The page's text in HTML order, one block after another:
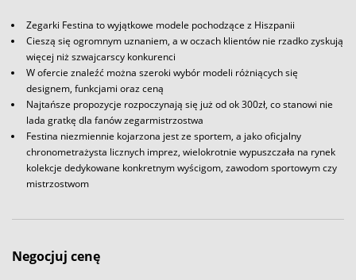
Zegarki Festina to wyjątkowe modele pochodzące z Hiszpanii
Cieszą się ogromnym uznaniem, a w oczach klientów nie rzadko zyskują
więcej niż szwajcarscy konkurenci
W ofercie znaleźć można szeroki wybór modeli różniących się
designem, funkcjami oraz ceną
Najtańsze propozycje rozpoczynają się już od ok 300zł, co stanowi nie
lada gratkę dla fanów zegarmistrzostwa
Festina niezmiennie kojarzona jest ze sportem, a jako oficjalny
chronometrażysta licznych imprez, wielokrotnie wypuszczała na rynek
kolekcje dedykowane konkretnym wyścigom, zawodom sportowym czy
mistrzostwom
Negocjuj cenę